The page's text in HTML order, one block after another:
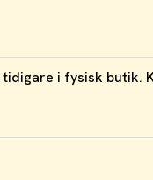
i fysisk butik.